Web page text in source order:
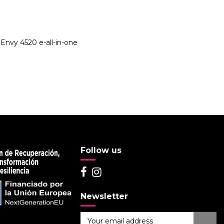
4520 e-all-in-one
Follow us
Newsletter